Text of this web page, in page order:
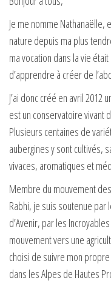
Je me nomme Nathanaëlle,
nature depuis ma plus
ma vocation dans la vie
d’apprendre à créer de
J’ai donc créé en avril
est un conservatoire vivant
Plusieurs centaines de
aubergines y sont cultivés,
vivaces, aromatiques et
Membre du mouvement
Rabhi, je suis soutenue
d’Avenir, par les
mouvement vers une
choisi de suivre mon
dans les Alpes de Hautes